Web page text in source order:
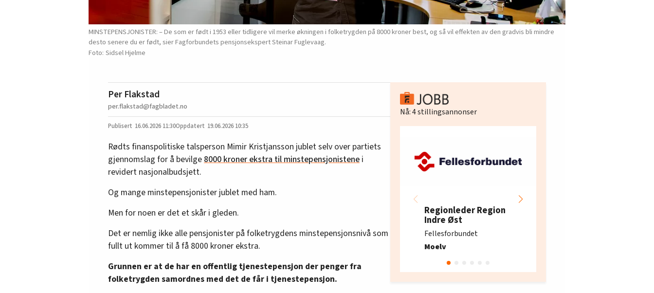
MINSTEPENSJONISTER: – De som er født i 1953 eller tidligere vil merke økningen i folketrygden på 8000 kroner best, og så vil effekten av den gradvis bli mindre
desto senere du er født, sier Fagforbundets pensjonsekspert Steinar Fuglevaag.
Sidsel Hjelme
Per Flakstad
per.flakstad@fagbladet.no
16.06.2026 11:30 19.06.2026 10:35
Rødts finanspolitiske talsperson Mimir Kristjansson jublet selv over partiets
gjennomslag for å bevilge8000 kroner ekstra til minstepensjonistene i
revidert nasjonalbudsjett.
Og mange minstepensjonister jublet med ham.
Men for noen er det et skår i gleden.
Det er nemlig ikke alle pensjonister på folketrygdens minstepensjonsnivå som
fullt ut kommer til å få 8000 kroner ekstra.
Grunnen er at de har en offentlig tjenestepensjon der penger fra
folketrygden samordnes med det de får i tjenestepensjon.
Nå:4stillingsannonser
Regionleder Region
Indre Øst
Fellesforbundet
Moelv